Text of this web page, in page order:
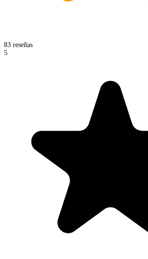
83 reseñas
5